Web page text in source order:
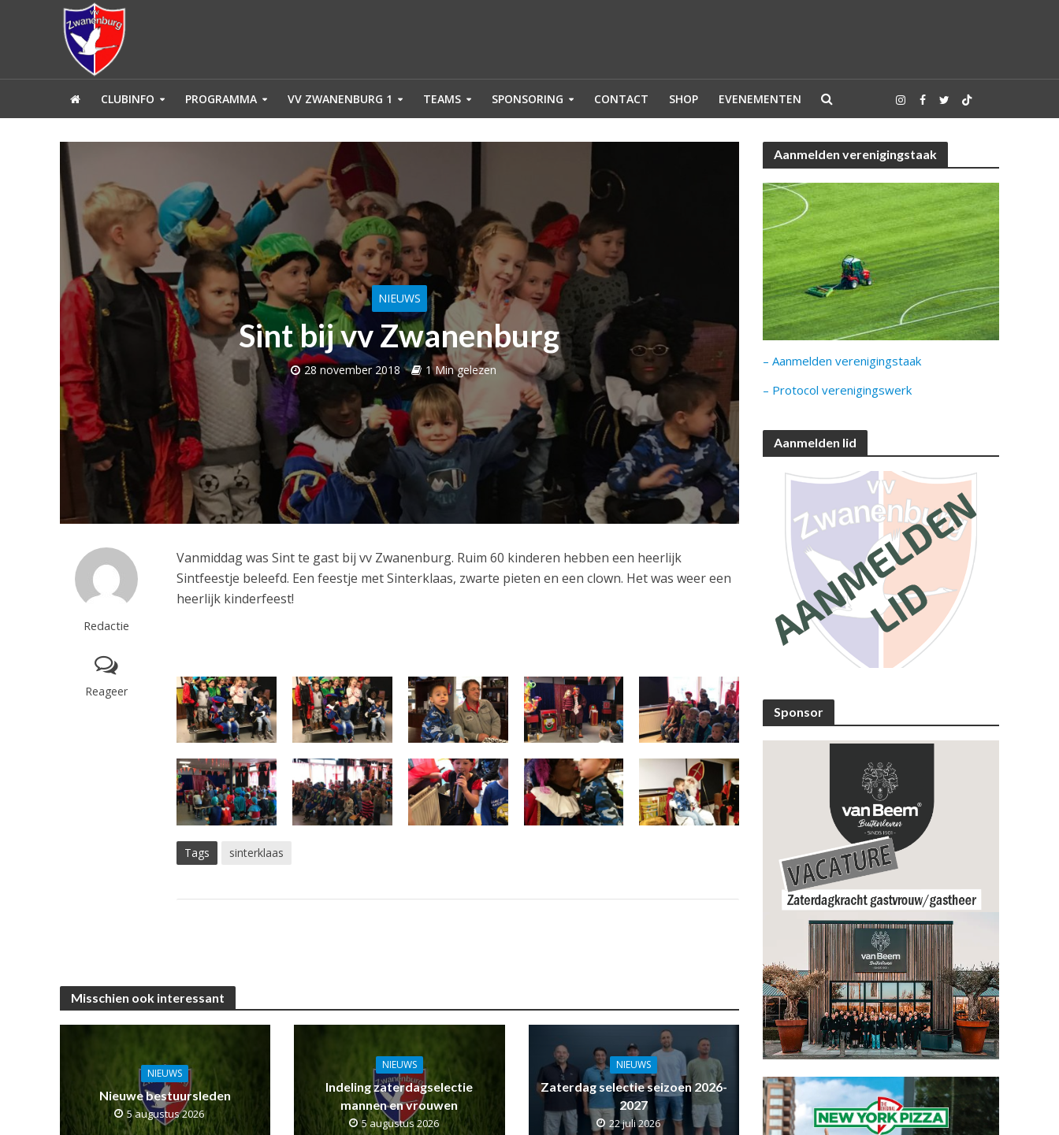
CLUBINFO PROGRAMMA VV ZWANENBURG 1 TEAMS SPONSORING CONTACT SHOP EVENEMENTEN
NIEUWS
Sint bij vv Zwanenburg
28 november 2018 1 Min gelezen
Redactie
Reageer
Vanmiddag was Sint te gast bij vv Zwanenburg. Ruim 60 kinderen hebben een heerlijk
Sintfeestje beleefd. Een feestje met Sinterklaas, zwarte pieten en een clown. Het was weer een
heerlijk kinderfeest!
Tags sinterklaas
Misschien ook interessant
NIEUWS
Nieuwe bestuursleden
5 augustus 2026
NIEUWS
Indeling zaterdagselectie
mannen en vrouwen
5 augustus 2026
NIEUWS
Zaterdag selectie seizoen 2026-
2027
22 juli 2026
Aanmelden verenigingstaak
– Aanmelden verenigingstaak
– Protocol verenigingswerk
Aanmelden lid
Sponsor